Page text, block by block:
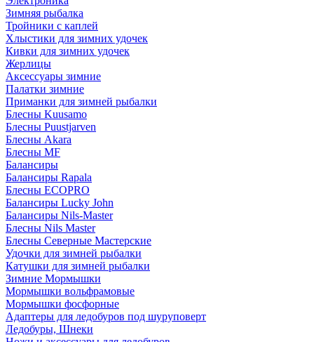
Зимняя рыбалка
Тройники с каплей
Хлыстики для зимних удочек
Кивки для зимних удочек
Жерлицы
Аксессуары зимние
Палатки зимние
Приманки для зимней рыбалки
Блесны Kuusamo
Блесны Puustjarven
Блесны Akara
Блесны MF
Балансиры
Балансиры Rapala
Блесны ECOPRO
Балансиры Lucky John
Балансиры Nils-Master
Блесны Nils Master
Блесны Северные Мастерские
Удочки для зимней рыбалки
Катушки для зимней рыбалки
Зимние Мормышки
Мормышки вольфрамовые
Мормышки фосфорные
Адаптеры для ледобуров под шуруповерт
Ледобуры, Шнеки